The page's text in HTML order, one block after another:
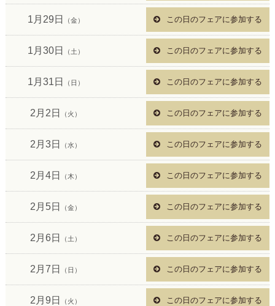
1月29日 （金） この日のフェアに参加する
1月30日 （土） この日のフェアに参加する
1月31日 （日） この日のフェアに参加する
2月2日 （火） この日のフェアに参加する
2月3日 （水） この日のフェアに参加する
2月4日 （木） この日のフェアに参加する
2月5日 （金） この日のフェアに参加する
2月6日 （土） この日のフェアに参加する
2月7日 （日） この日のフェアに参加する
2月9日 （火） この日のフェアに参加する